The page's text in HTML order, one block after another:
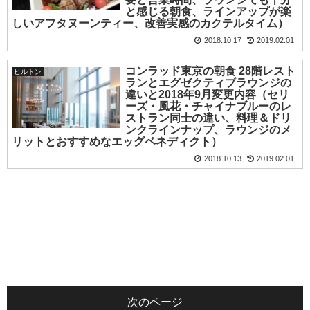
と感じる朝食、ラインアップが楽
しいアフタヌーンティー、改善実感のカクテルタイム）
2018.10.17 2019.02.01
ヒルトン
コンラッド東京の朝食 28階レスト
ランとエグゼクティブラウンジの
違いと2018年9月変更内容（セリ
ーズ・風花・チャイナブルーのレ
ストラン同士の違い、料理＆ドリ
ンクラインナップ、ラウンジのメ
リットとおすすめなエッグベネディクト）
2018.10.13 2019.02.01
次のページ